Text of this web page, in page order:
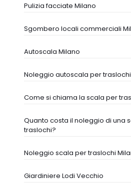
Pulizia facciate Milano
Sgombero locali commerciali
Autoscala Milano
Noleggio autoscala per traslochi
Come si chiama la scala per
Quanto costa il noleggio di una
traslochi?
Noleggio scala per traslochi
Giardiniere Lodi Vecchio